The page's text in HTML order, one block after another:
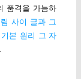
품격을 가늠하
사이 글과 그
본 원리 그 자